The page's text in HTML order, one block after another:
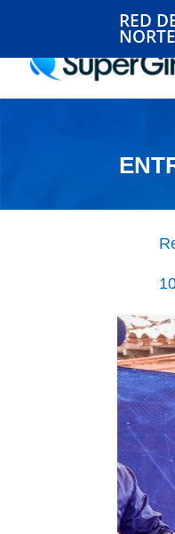
RED